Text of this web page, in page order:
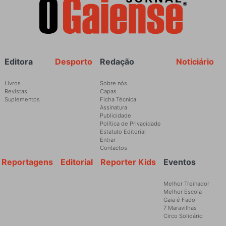
Rodapé Noticiário
Redação
Sobre nós
Capas
Ficha Técnica
Assinatura
Publicidade
Política de Privacidade
Estatuto Editorial
Entrar
Contactos
Desporto
Editora
Livros
Revistas
Suplementos
Eventos
Melhor Treinador
Melhor Escola
Gaia é Fado
7 Maravilhas
Circo Solidário
Reporter Kids
Editorial
Reportagens